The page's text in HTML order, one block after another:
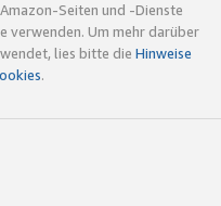
Seiten und -Dienste
verwenden. Um mehr darüber
lies bitte die Hinweise
.